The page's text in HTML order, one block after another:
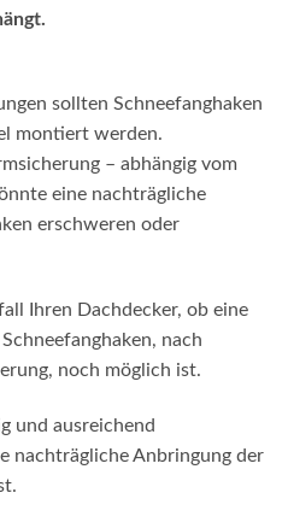
sollten Schneefanghaken
montiert werden.
– abhängig vom
eine nachträgliche
erschweren oder
Ihren Dachdecker, ob eine
nach
noch möglich ist.
und ausreichend
nachträgliche Anbringung der